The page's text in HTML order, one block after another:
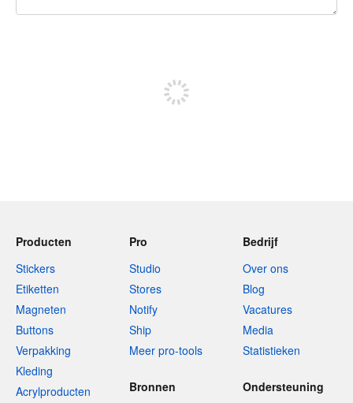
Producten
Stickers
Etiketten
Magneten
Buttons
Verpakking
Kleding
Acrylproducten
Pro
Studio
Stores
Notify
Ship
Meer pro-tools
Bedrijf
Over ons
Blog
Vacatures
Media
Statistieken
Bronnen Ondersteuning